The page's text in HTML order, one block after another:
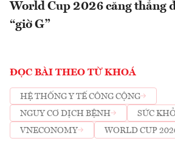
World Cup 2026 căng thẳng
“giờ G”
ĐỌC BÀI THEO TỪ KHOÁ
HỆ THỐNG Y TẾ CÔNG CỘNG
NGUY CƠ DỊCH BỆNH
SỨC
VNECONOMY
WORLD CUP